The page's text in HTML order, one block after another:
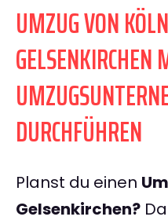
UMZUG VON
DURCHFÜHREN
Planst du einen
Gelsenkirchen?